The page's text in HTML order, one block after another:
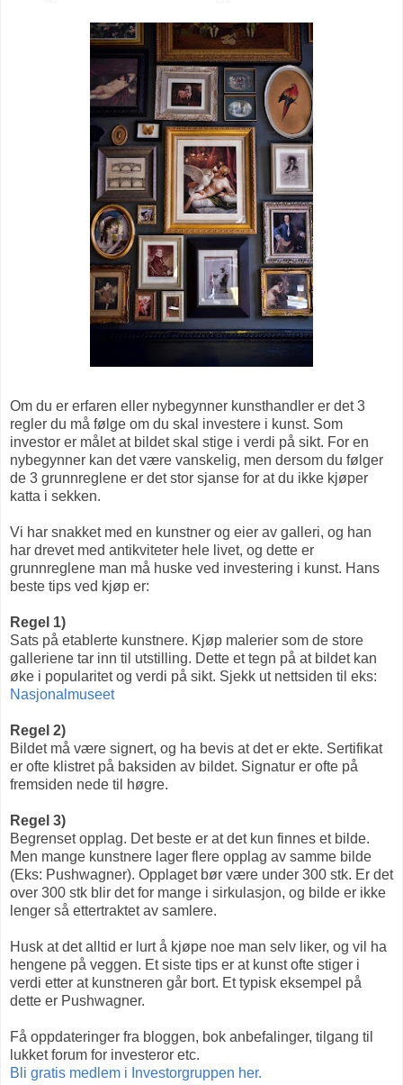
Om du er erfaren eller nybegynner kunsthandler er det 3
regler du må følge om du skal investere i kunst. Som
investor er målet at bildet skal stige i verdi på sikt. For en
nybegynner kan det være vanskelig, men dersom du følger
de 3 grunnreglene er det stor sjanse for at du ikke kjøper
katta i sekken.
Vi har snakket med en kunstner og eier av galleri, og han
har drevet med antikviteter hele livet, og dette er
grunnreglene man må huske ved investering i kunst. Hans
beste tips ved kjøp er:
Regel 1)
Sats på etablerte kunstnere. Kjøp malerier som de store
galleriene tar inn til utstilling. Dette et tegn på at bildet kan
øke i popularitet og verdi på sikt. Sjekk ut nettsiden til eks:
Nasjonalmuseet
Regel 2)
Bildet må være signert, og ha bevis at det er ekte. Sertifikat
er ofte klistret på baksiden av bildet. Signatur er ofte på
fremsiden nede til høgre.
Regel 3)
Begrenset opplag. Det beste er at det kun finnes et bilde.
Men mange kunstnere lager flere opplag av samme bilde
(Eks: Pushwagner). Opplaget bør være under 300 stk. Er det
over 300 stk blir det for mange i sirkulasjon, og bilde er ikke
lenger så ettertraktet av samlere.
Husk at det alltid er lurt å kjøpe noe man selv liker, og vil ha
hengene på veggen. Et siste tips er at kunst ofte stiger i
verdi etter at kunstneren går bort. Et typisk eksempel på
dette er Pushwagner.
Få oppdateringer fra bloggen, bok anbefalinger, tilgang til
lukket forum for investeror etc.
Bli gratis medlem i Investorgruppen her.